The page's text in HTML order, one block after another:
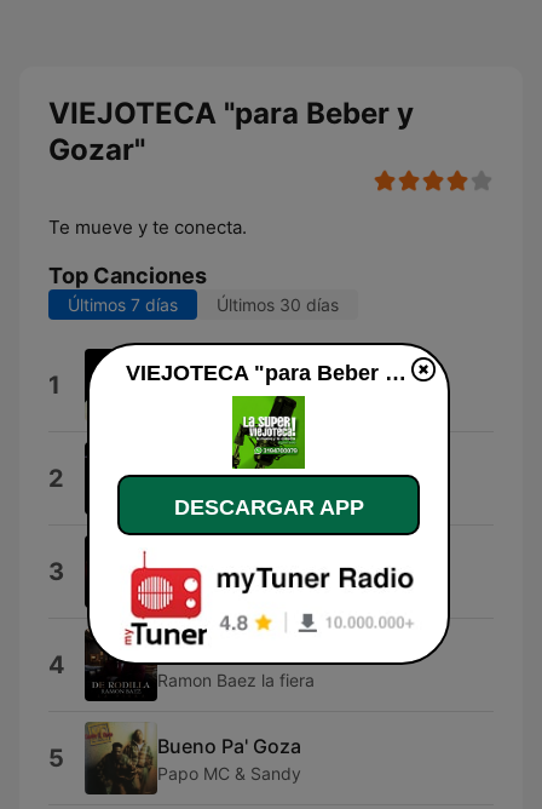
VIEJOTECA "para Beber y
Gozar"
Te mueve y te conecta.
Top Canciones
Últimos 7 días Últimos 30 días
1 Salsa Rumbera
Márcia Gui
2 El Día De Mi Suerte
3 Rocío Dúrcal
4 De Rodilla Merengue
Ramon Baez la fiera
5 Bueno Pa' Goza
Papo MC & Sandy
VIEJOTECA "para Beber y Gozar" en vivo
DESCARGAR APP